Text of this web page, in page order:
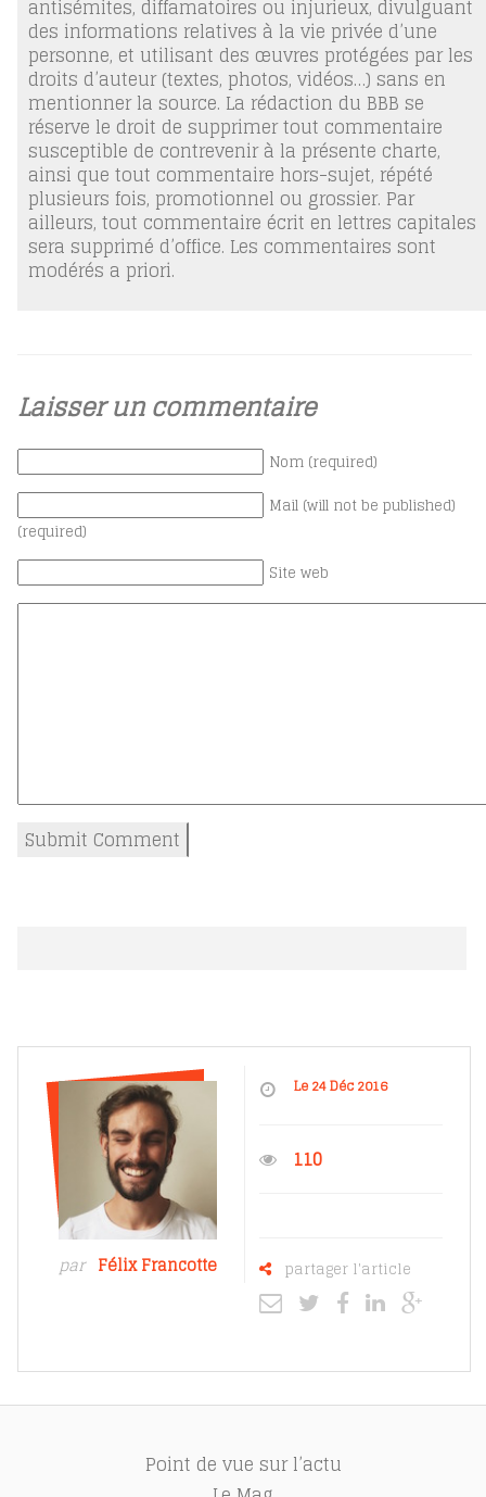
antisémites, diffamatoires ou injurieux, divulguant
des informations relatives à la vie privée d’une
personne, et utilisant des œuvres protégées par les
droits d’auteur (textes, photos, vidéos…) sans en
mentionner la source. La rédaction du BBB se
réserve le droit de supprimer tout commentaire
susceptible de contrevenir à la présente charte,
ainsi que tout commentaire hors-sujet, répété
plusieurs fois, promotionnel ou grossier. Par
ailleurs, tout commentaire écrit en lettres capitales
sera supprimé d’office. Les commentaires sont
modérés a priori.
Laisser un commentaire
Nom (required)
Mail (will not be published)
(required)
Site web
par Félix Francotte
Le 24 Déc 2016
110
partager l'article
Point de vue sur l’actu